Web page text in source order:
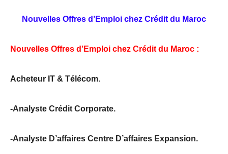
Nouvelles Offres d’Emploi chez Crédit du Maroc
Nouvelles Offres d’Emploi chez Crédit du Maroc :
Acheteur IT & Télécom.
-Analyste Crédit Corporate.
-Analyste D’affaires Centre D’affaires Expansion.